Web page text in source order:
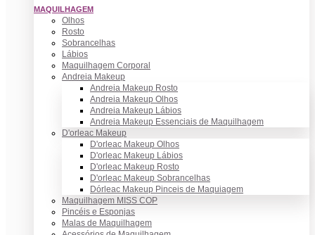
MAQUILHAGEM
Olhos
Rosto
Sobrancelhas
Lábios
Maquilhagem Corporal
Andreia Makeup
Andreia Makeup Rosto
Andreia Makeup Olhos
Andreia Makeup Lábios
Andreia Makeup Essenciais de Maquilhagem
D'orleac Makeup
D'orleac Makeup Olhos
D'orleac Makeup Lábios
D'orleac Makeup Rosto
D'orleac Makeup Sobrancelhas
Dórleac Makeup Pinceis de Maquiagem
Maquilhagem MISS COP
Pincéis e Esponjas
Malas de Maquilhagem